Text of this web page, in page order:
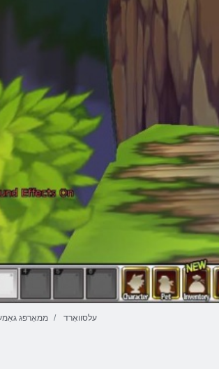
ממאָרפּג עלסוואָרד